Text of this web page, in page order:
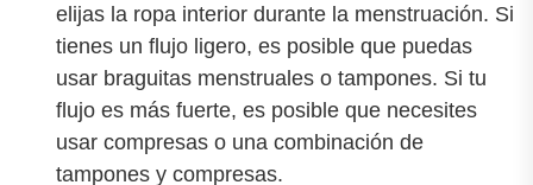
elijas la ropa interior durante la menstruación. Si
tienes un flujo ligero, es posible que puedas
usar braguitas menstruales o tampones. Si tu
flujo es más fuerte, es posible que necesites
usar compresas o una combinación de
tampones y compresas.